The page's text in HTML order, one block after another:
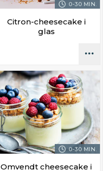
0-30 MIN.
Citron-cheesecake i
glas
0-30 MIN.
Omvendt cheesecake i